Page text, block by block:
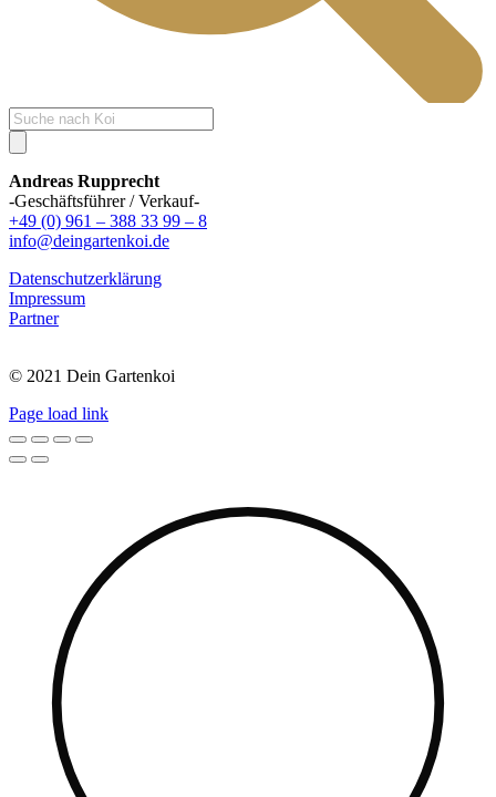
Products
search
Andreas Rupprecht
-Geschäftsführer / Verkauf-
+49 (0) 961 – 388 33 99 – 8
info@deingartenkoi.de
Datenschutzerklärung
Impressum
Partner
© 2021 Dein Gartenkoi
Page load link